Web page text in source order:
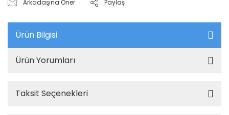
Arkadaşına Öner Paylaş
Ürün Bilgisi
Ürün Yorumları
Taksit Seçenekleri